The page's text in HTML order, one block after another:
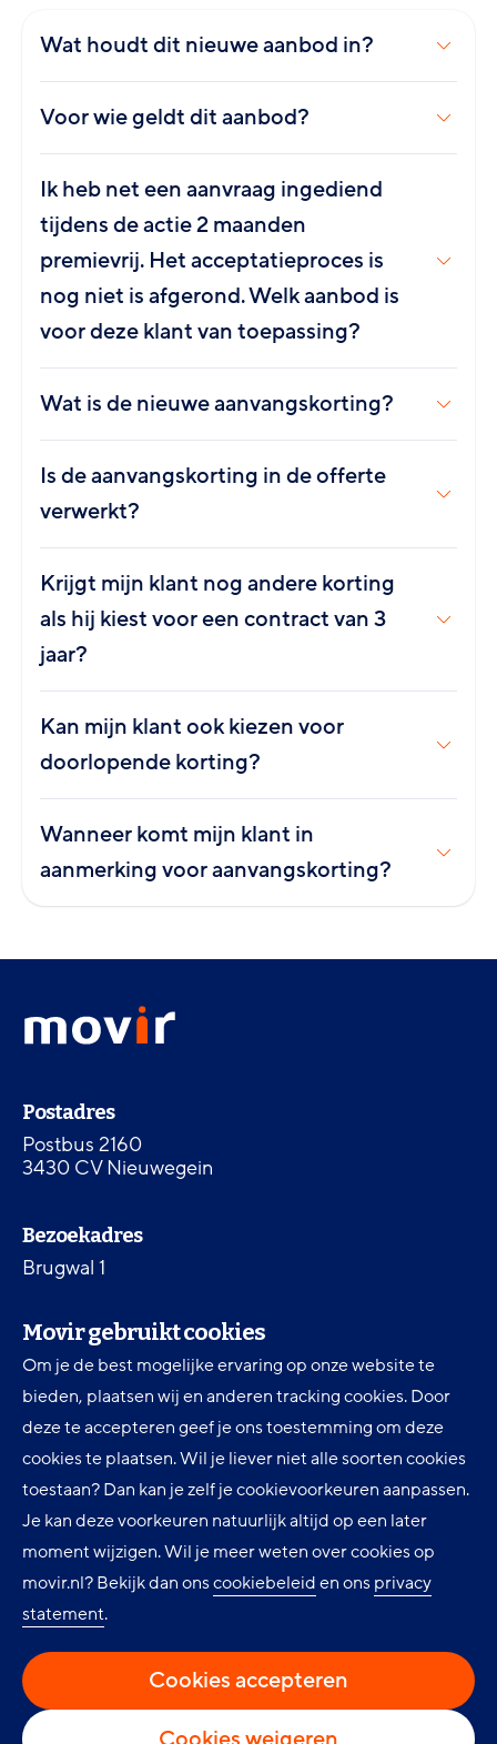
Movir gebruikt cookies
Om je de best mogelijke ervaring op onze website te
bieden, plaatsen wij en anderen tracking cookies. Door
deze te accepteren geef je ons toestemming om deze
cookies te plaatsen. Wil je liever niet alle soorten cookies
toestaan? Dan kan je zelf je cookievoorkeuren aanpassen.
Je kan deze voorkeuren natuurlijk altijd op een later
moment wijzigen. Wil je meer weten over cookies op
movir.nl? Bekijk dan onscookiebeleiden onsprivacy
statement.
Cookies accepteren
Wat houdt dit nieuwe aanbod in?
Voor wie geldt dit aanbod?
Ik heb net een aanvraag ingediend
tijdens de actie 2 maanden
premievrij. Het acceptatieproces is
nog niet is afgerond. Welk aanbod is
voor deze klant van toepassing?
Wat is de nieuwe aanvangskorting?
Is de aanvangskorting in de offerte
verwerkt?
Krijgt mijn klant nog andere korting
als hij kiest voor een contract van 3
jaar?
Kan mijn klant ook kiezen voor
doorlopende korting?
Wanneer komt mijn klant in
aanmerking voor aanvangskorting?
menu
Movir
-
de
homepagina
Contactinformatie
Postadres
Postbus 2160
3430 CV Nieuwegein
Bezoekadres
Brugwal 1
Telefoon
030 607 84 00
Voorwaarden, brochures en formulieren
De Movir Momentum AOV
Service & Contact
Preventieservice
Nieuws
Cookie instellingen